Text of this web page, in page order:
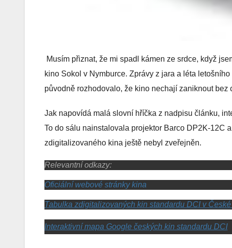
Musím přiznat, že mi spadl kámen ze srdce, když
kino Sokol v Nymburce. Zprávy z jara a léta
původně rozhodovalo, že kino nechají zaniknout
Jak napovídá malá slovní hříčka z nadpisu článku,
To do sálu nainstalovala projektor Barco DP2K-12C
zdigitalizovaného kina ještě nebyl zveřejněn.
Relevantní odkazy:
Oficiální webové stránky kina
Tabulka zdigitalizovaných kin standardu DCI v
Interaktivní mapa Google českých kin standardu DCI